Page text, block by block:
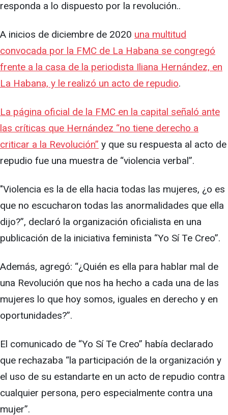
responda a lo dispuesto por la revolución..
A inicios de diciembre de 2020 una multitud
convocada por la FMC de La Habana se congregó
frente a la casa de la periodista Iliana Hernández, en
La Habana, y le realizó un acto de repudio.
La página oficial de la FMC en la capital señaló ante
las críticas que Hernández “no tiene derecho a
criticar a la Revolución” y que su respuesta al acto de
repudio fue una muestra de “violencia verbal”.
"Violencia es la de ella hacia todas las mujeres, ¿o es
que no escucharon todas las anormalidades que ella
dijo?”, declaró la organización oficialista en una
publicación de la iniciativa feminista “Yo Sí Te Creo”.
Además, agregó: “¿Quién es ella para hablar mal de
una Revolución que nos ha hecho a cada una de las
mujeres lo que hoy somos, iguales en derecho y en
oportunidades?”.
El comunicado de “Yo Sí Te Creo” había declarado
que rechazaba “la participación de la organización y
el uso de su estandarte en un acto de repudio contra
cualquier persona, pero especialmente contra una
mujer”.